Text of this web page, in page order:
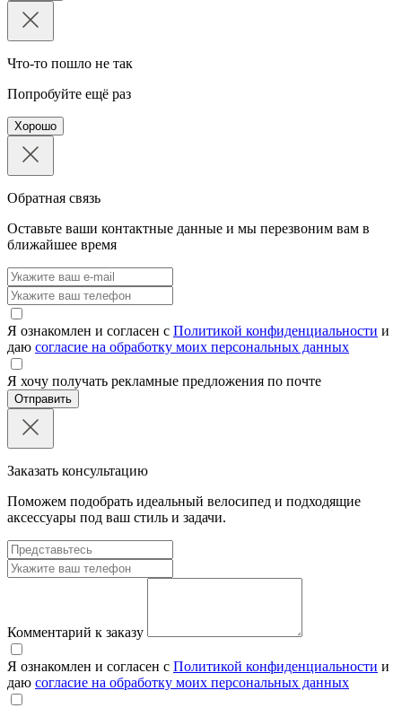
Что-то пошло не так
Попробуйте ещё раз
Хорошо
Обратная связь
Оставьте ваши контактные данные и мы перезвоним вам в
ближайшее время
Я ознакомлен и согласен с Политикой конфиденциальности и
даю согласие на обработку моих персональных данных
Я хочу получать рекламные предложения по почте
Отправить
Заказать консультацию
Поможем подобрать идеальный велосипед и подходящие
аксессуары под ваш стиль и задачи.
Комментарий к заказу
Я ознакомлен и согласен с Политикой конфиденциальности и
даю согласие на обработку моих персональных данных